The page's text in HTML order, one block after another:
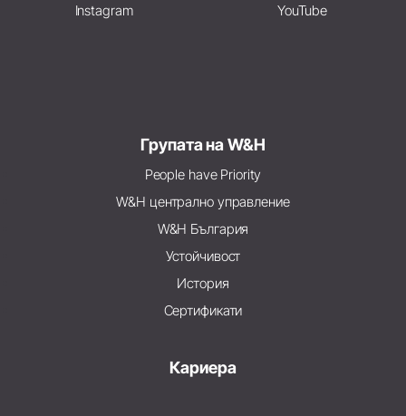
Instagram YouTube
Групата на W&H
People have Priority
W&H централно управление
W&H България
Устойчивост
История
Сертификати
Кариера